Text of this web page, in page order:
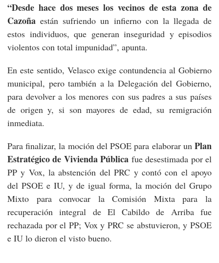
“Desde hace dos meses los vecinos de esta zona de
Cazoña están sufriendo un infierno con la llegada de
estos individuos, que generan inseguridad y episodios
violentos con total impunidad”, apunta.
En este sentido, Velasco exige contundencia al Gobierno
municipal, pero también a la Delegación del Gobierno,
para devolver a los menores con sus padres a sus países
de origen y, si son mayores de edad, su remigración
inmediata.
Para finalizar, la moción del PSOE para elaborar un Plan
Estratégico de Vivienda Pública fue desestimada por el
PP y Vox, la abstención del PRC y contó con el apoyo
del PSOE e IU, y de igual forma, la moción del Grupo
Mixto para convocar la Comisión Mixta para la
recuperación integral de El Cabildo de Arriba fue
rechazada por el PP; Vox y PRC se abstuvieron, y PSOE
e IU lo dieron el visto bueno.